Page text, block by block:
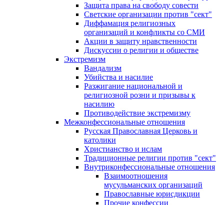
Защита права на свободу совести
Светские организации против "сект"
Диффамация религиозных
организаций и конфликты со СМИ
Акции в защиту нравственности
Дискуссии о религии и обществе
Экстремизм
Вандализм
Убийства и насилие
Разжигание национальной и
религиозной розни и призывы к
насилию
Противодействие экстремизму
Межконфессиональные отношения
Русская Православная Церковь и
католики
Христианство и ислам
Традиционные религии против "сект"
Внутриконфессиональные отношения
Взаимоотношения
мусульманских организаций
Православные юрисдикции
Прочие конфессии